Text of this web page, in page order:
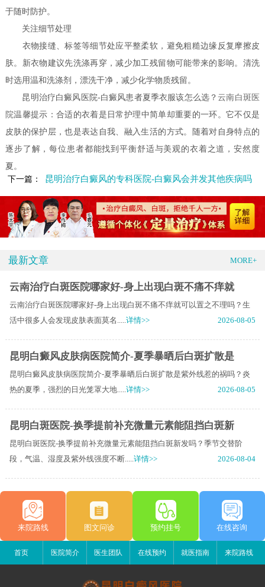
于随时防护。
关注细节处理
衣物接缝、标签等细节处应平整柔软，避免粗糙边缘反复摩擦皮
肤。新衣物建议先洗涤再穿，减少加工残留物可能带来的影响。清洗
时选用温和洗涤剂，漂洗干净，减少化学物质残留。
昆明治疗白癜风医院-白癜风患者夏季衣服该怎么选？云南白斑医
院温馨提示：合适的衣着是日常护理中简单却重要的一环。它不仅是
皮肤的保护层，也是表达自我、融入生活的方式。随着对自身特点的
逐步了解，每位患者都能找到平衡舒适与美观的衣着之道，安然度
夏。
下一篇：
昆明治疗白癜风的专科医院-白癜风会并发其他疾病吗
最新文章 MORE+
云南治疗白斑医院哪家好-身上出现白斑不痛不痒就
云南治疗白斑医院哪家好-身上出现白斑不痛不痒就可以置之不理吗？生
活中很多人会发现皮肤表面莫名.....详情>> 2026-08-05
昆明白癜风皮肤病医院简介-夏季暴晒后白斑扩散是
昆明白癜风皮肤病医院简介-夏季暴晒后白斑扩散是紫外线惹的祸吗？炎
热的夏季，强烈的日光笼罩大地.....详情>> 2026-08-05
昆明白斑医院-换季提前补充微量元素能阻挡白斑新
昆明白斑医院-换季提前补充微量元素能阻挡白斑新发吗？季节交替阶
段，气温、湿度及紫外线强度不断.....详情>> 2026-08-04
来院路线 图文问诊 预约挂号 在线咨询
首页 医院简介 医生团队 在线预约 就医指南 来院路线